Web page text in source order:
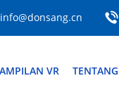
info@donsang.cn
VR